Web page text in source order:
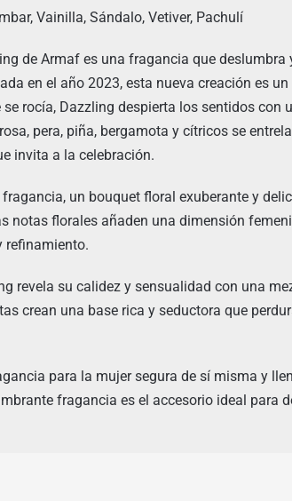
Vainilla, Sándalo, Vetiver, Pachulí
de Armaf es una fragancia que
en el año 2023, esta nueva creación es
rocía, Dazzling despierta los sentidos
pera, piña, bergamota y cítricos se
invita a la celebración.
fragancia, un bouquet floral exuberante y
notas florales añaden una dimensión
refinamiento.
revela su calidez y sensualidad con una
crean una base rica y seductora que
para la mujer segura de sí misma y
fragancia es el accesorio ideal para